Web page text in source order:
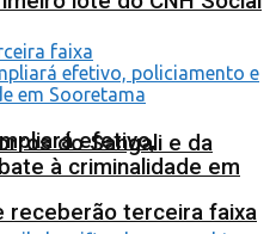
do Sangali e da
receberão terceira faixa
efetivo,
à criminalidade em